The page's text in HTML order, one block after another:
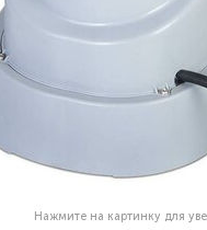
Нажмите на картинку для